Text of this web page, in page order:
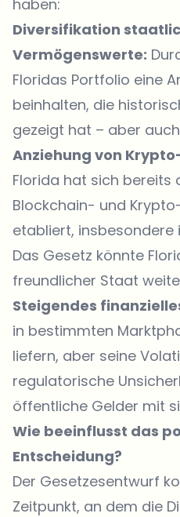
haben:
Diversifikation
Vermögenswerte:
Floridas Portfolio eine
beinhalten, die
gezeigt hat – aber
Anziehung von
Florida hat sich bereits
Blockchain- und
etabliert, insbesondere
Das Gesetz könnte
freundlicher Staat
Steigendes
in bestimmten
liefern, aber seine
regulatorische
öffentliche Gelder mit
Wie beeinflusst das
Entscheidung?
Der Gesetzesentwurf
Zeitpunkt, an dem die